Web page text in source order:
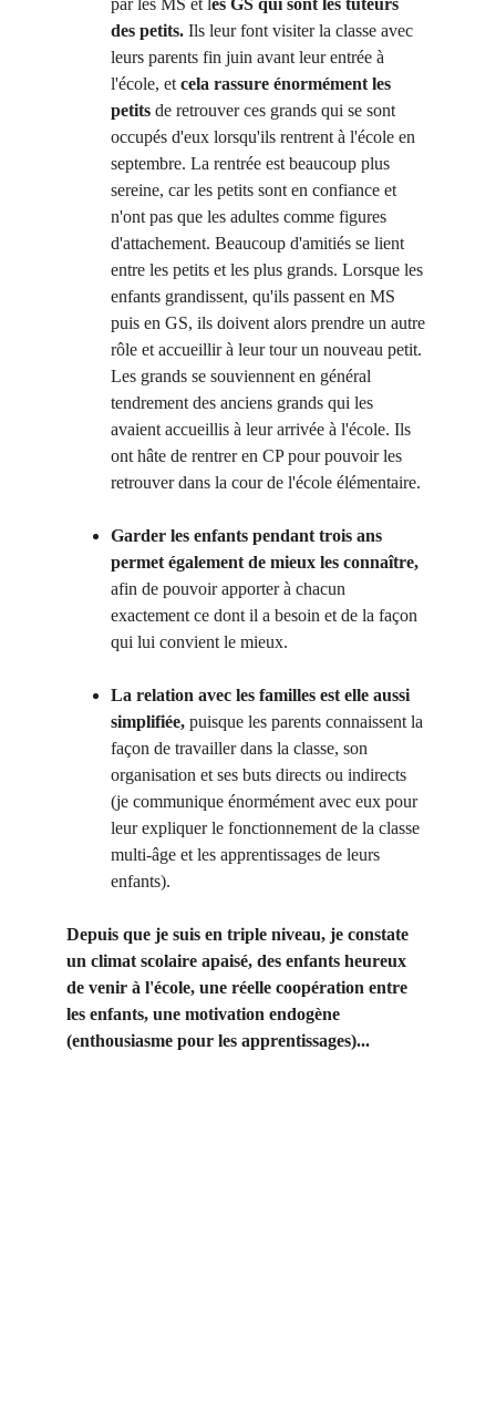
par les MS et l es GS qui sont les tuteurs
des petits. Ils leur font visiter la classe avec
leurs parents fin juin avant leur entrée à
l'école, et cela rassure énormément les
petits de retrouver ces grands qui se sont
occupés d'eux lorsqu'ils rentrent à l'école en
septembre. La rentrée est beaucoup plus
sereine, car les petits sont en confiance et
n'ont pas que les adultes comme figures
d'attachement. Beaucoup d'amitiés se lient
entre les petits et les plus grands. Lorsque les
enfants grandissent, qu'ils passent en MS
puis en GS, ils doivent alors prendre un autre
rôle et accueillir à leur tour un nouveau petit.
Les grands se souviennent en général
tendrement des anciens grands qui les
avaient accueillis à leur arrivée à l'école. Ils
ont hâte de rentrer en CP pour pouvoir les
retrouver dans la cour de l'école élémentaire.
Garder les enfants pendant trois ans
permet également de mieux les connaître,
afin de pouvoir apporter à chacun
exactement ce dont il a besoin et de la façon
qui lui convient le mieux.
La relation avec les familles est elle aussi
simplifiée, puisque les parents connaissent la
façon de travailler dans la classe, son
organisation et ses buts directs ou indirects
(je communique énormément avec eux pour
leur expliquer le fonctionnement de la classe
multi-âge et les apprentissages de leurs
enfants).
Depuis que je suis en triple niveau, je constate
un climat scolaire apaisé, des enfants heureux
de venir à l'école, une réelle coopération entre
les enfants, une motivation endogène
(enthousiasme pour les apprentissages)...